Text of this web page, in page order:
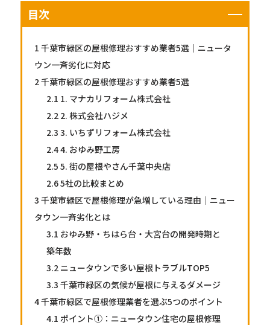
目次
1 千葉市緑区の屋根修理おすすめ業者5選｜ニュータ
ウン一斉劣化に対応
2千葉市緑区の屋根修理おすすめ業者5選
2.1 1. マナカリフォーム株式会社
2.2 2. 株式会社ハジメ
2.3 3. いちずリフォーム株式会社
2.44. おゆみ野工房
2.5 5. 街の屋根やさん千葉中央店
2.65社の比較まとめ
3 千葉市緑区で屋根修理が急増している理由｜ニュー
タウン一斉劣化とは
3.1 おゆみ野・ちはら台・大宮台の開発時期と
築年数
3.2 ニュータウンで多い屋根トラブルTOP5
3.3 千葉市緑区の気候が屋根に与えるダメージ
4千葉市緑区で屋根修理業者を選ぶ5つのポイント
4.1 ポイント①：ニュータウン住宅の屋根修理